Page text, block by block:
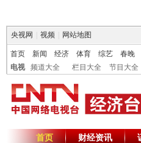
央视网
视频 网站地图
首页 新闻 经济 体育 综艺 春晚
电视
频道大全 栏目大全 节目大全
首页 财经资讯